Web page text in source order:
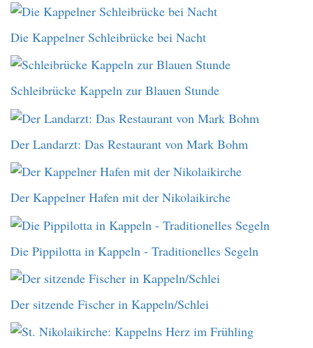
Die Kappelner Schleibrücke bei Nacht
Schleibrücke Kappeln zur Blauen Stunde
Der Landarzt: Das Restaurant von Mark Bohm
Der Kappelner Hafen mit der Nikolaikirche
Die Pippilotta in Kappeln - Traditionelles Segeln
Der sitzende Fischer in Kappeln/Schlei